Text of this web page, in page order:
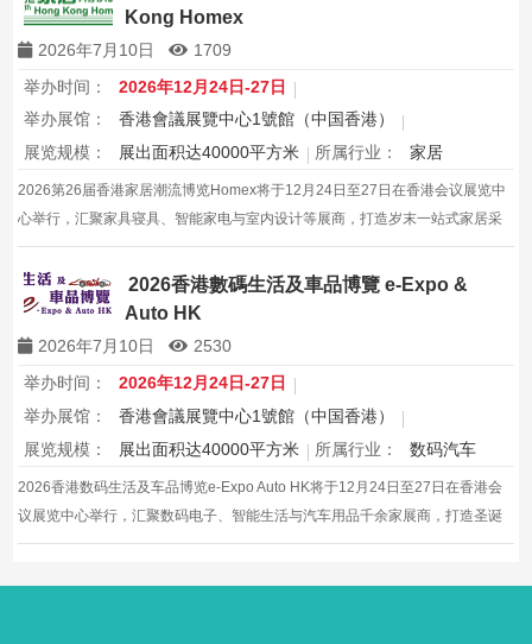
Kong Homex
2026年7月10日
1709
举办时间：
2026年12月24日-27日
举办展馆：
香港會議展覽中心1號館（中国香港）
展览规模：
展出面积达40000平方米 所属行业： 家居
2026第26届香港家居潮流博览Homex将于12月24日至27日在香港会议展览中
心举行，汇聚家具寝具、智能家电与室内设计等展商，打造岁末一站式家居采
购与灵感盛会，欢迎本地家庭与海内外买家入场挑选心仪家居好物，共度温馨
节日购物季，感受设计之美。2026香港數碼生活及車品博覽 e-Expo &
Auto HK
2026年7月10日
2530
举办时间：
2026年12月24日-27日
举办展馆：
香港會議展覽中心1號館（中国香港）
展览规模：
展出面积达40000平方米 所属行业： 数码汽车
2026香港数码生活及车品博览e-Expo Auto HK将于12月24日至27日在香港会
议展览中心举行，汇聚数码电子、智能生活与汽车用品千余家展商，打造圣诞
黄金档科技车品一站式采购盛会，欢迎观众与买家到场体验交流，共赴年度科